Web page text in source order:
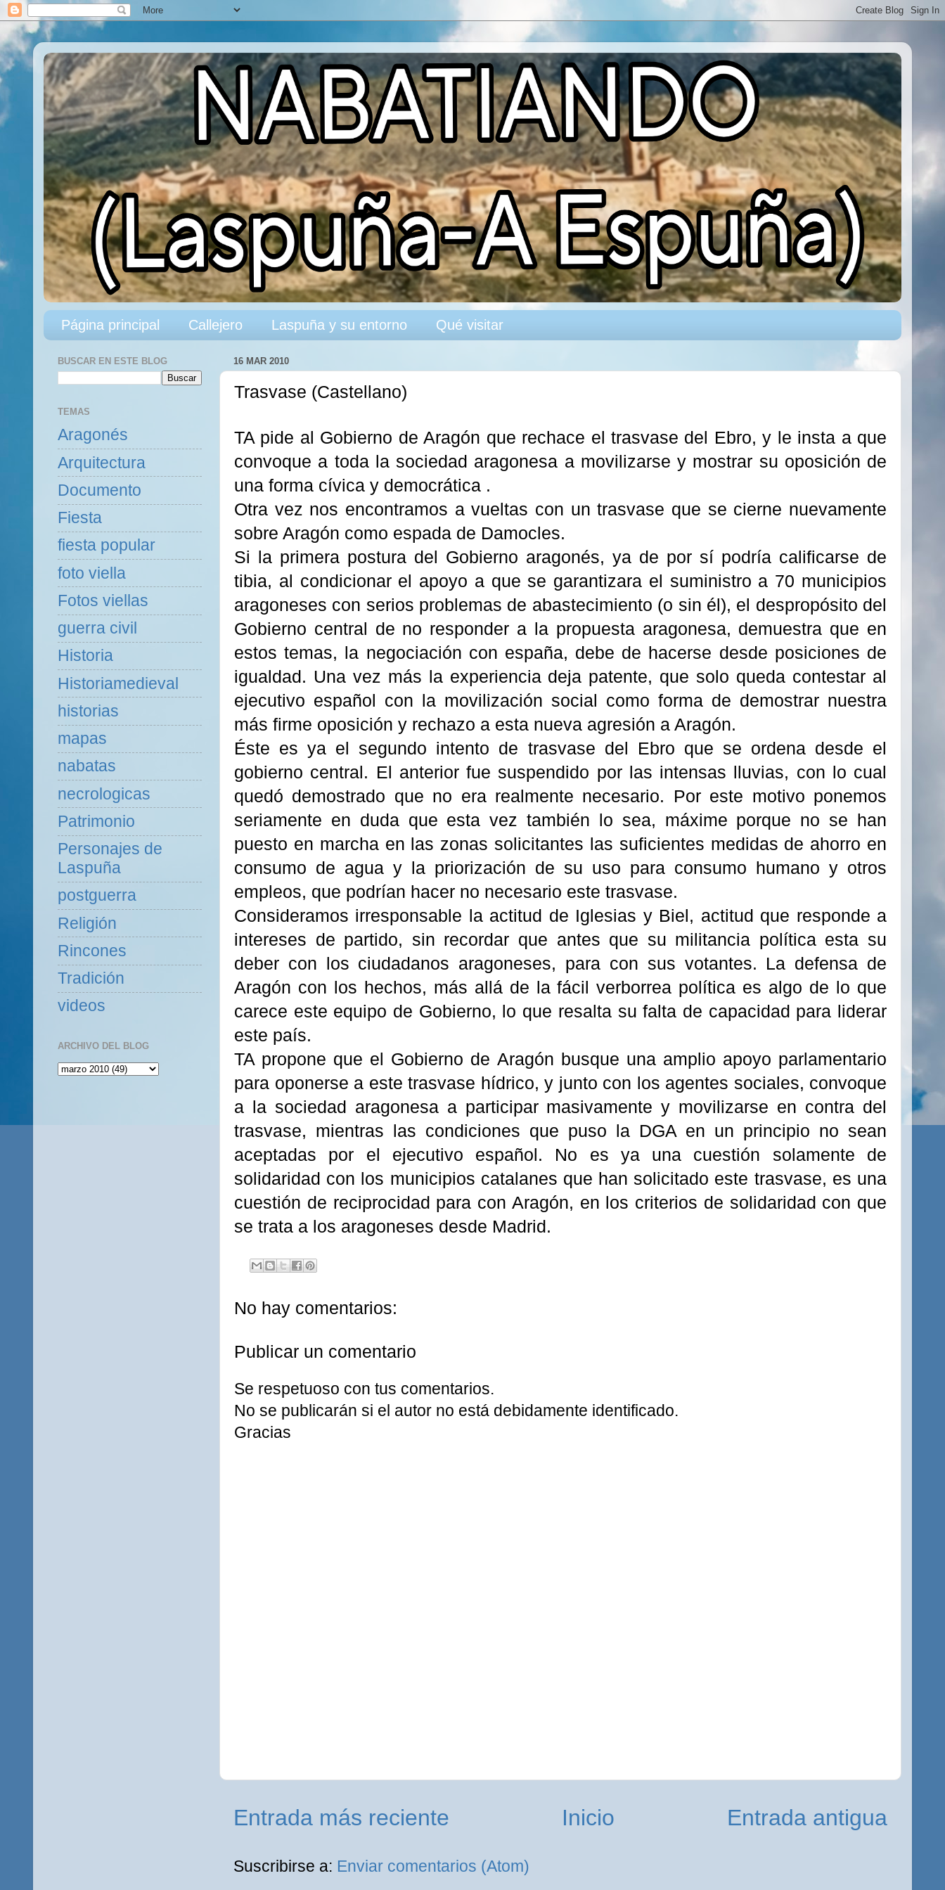
Página principal Callejero Laspuña y su entorno Qué visitar
16 MAR 2010
Trasvase (Castellano)
TA pide al Gobierno de Aragón que rechace el trasvase del Ebro, y le insta a que
convoque a toda la sociedad aragonesa a movilizarse y mostrar su oposición de
una forma cívica y democrática .
Otra vez nos encontramos a vueltas con un trasvase que se cierne nuevamente
sobre Aragón como espada de Damocles.
Si la primera postura del Gobierno aragonés, ya de por sí podría calificarse de
tibia, al condicionar el apoyo a que se garantizara el suministro a 70 municipios
aragoneses con serios problemas de abastecimiento (o sin él), el despropósito del
Gobierno central de no responder a la propuesta aragonesa, demuestra que en
estos temas, la negociación con españa, debe de hacerse desde posiciones de
igualdad. Una vez más la experiencia deja patente, que solo queda contestar al
ejecutivo español con la movilización social como forma de demostrar nuestra
más firme oposición y rechazo a esta nueva agresión a Aragón.
Éste es ya el segundo intento de trasvase del Ebro que se ordena desde el
gobierno central. El anterior fue suspendido por las intensas lluvias, con lo cual
quedó demostrado que no era realmente necesario. Por este motivo ponemos
seriamente en duda que esta vez también lo sea, máxime porque no se han
puesto en marcha en las zonas solicitantes las suficientes medidas de ahorro en
consumo de agua y la priorización de su uso para consumo humano y otros
empleos, que podrían hacer no necesario este trasvase.
Consideramos irresponsable la actitud de Iglesias y Biel, actitud que responde a
intereses de partido, sin recordar que antes que su militancia política esta su
deber con los ciudadanos aragoneses, para con sus votantes. La defensa de
Aragón con los hechos, más allá de la fácil verborrea política es algo de lo que
carece este equipo de Gobierno, lo que resalta su falta de capacidad para liderar
este país.
TA propone que el Gobierno de Aragón busque una amplio apoyo parlamentario
para oponerse a este trasvase hídrico, y junto con los agentes sociales, convoque
a la sociedad aragonesa a participar masivamente y movilizarse en contra del
trasvase, mientras las condiciones que puso la DGA en un principio no sean
aceptadas por el ejecutivo español. No es ya una cuestión solamente de
solidaridad con los municipios catalanes que han solicitado este trasvase, es una
cuestión de reciprocidad para con Aragón, en los criterios de solidaridad con que
se trata a los aragoneses desde Madrid.
No hay comentarios:
Publicar un comentario
Se respetuoso con tus comentarios.
No se publicarán si el autor no está debidamente identificado.
Gracias
Entrada más reciente Entrada antigua
Inicio
Suscribirse a: Enviar comentarios (Atom)
BUSCAR EN ESTE BLOG
TEMAS
Aragonés
Arquitectura
Documento
Fiesta
fiesta popular
foto viella
Fotos viellas
guerra civil
Historia
Historiamedieval
historias
mapas
nabatas
necrologicas
Patrimonio
Personajes de
Laspuña
postguerra
Religión
Rincones
Tradición
videos
ARCHIVO DEL BLOG